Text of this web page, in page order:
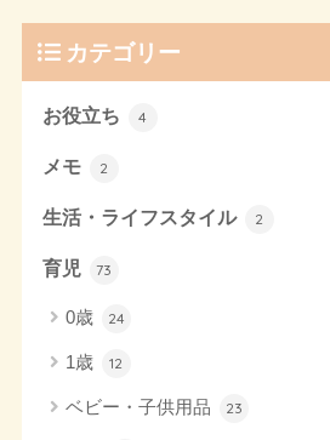
カテゴリー
お役立ち 4
メモ 2
生活・ライフスタイル 2
育児 73
0歳 24
1歳 12
ベビー・子供用品 23